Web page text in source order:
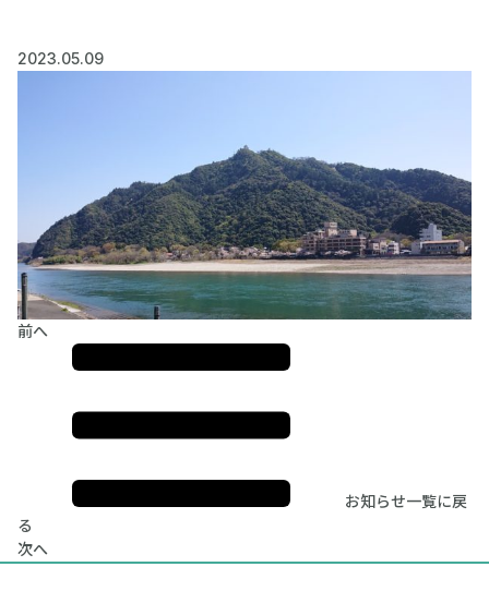
2023.05.09
前へ
お知らせ一覧に戻
る
次へ